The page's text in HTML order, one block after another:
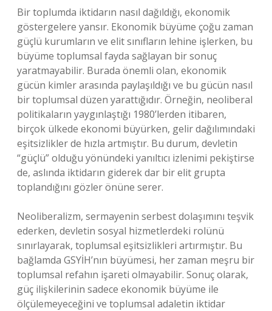
Bir toplumda iktidarın nasıl dağıldığı, ekonomik
göstergelere yansır. Ekonomik büyüme çoğu zaman
güçlü kurumların ve elit sınıfların lehine işlerken, bu
büyüme toplumsal fayda sağlayan bir sonuç
yaratmayabilir. Burada önemli olan, ekonomik
gücün kimler arasında paylaşıldığı ve bu gücün nasıl
bir toplumsal düzen yarattığıdır. Örneğin, neoliberal
politikaların yaygınlaştığı 1980’lerden itibaren,
birçok ülkede ekonomi büyürken, gelir dağılımındaki
eşitsizlikler de hızla artmıştır. Bu durum, devletin
“güçlü” olduğu yönündeki yanıltıcı izlenimi pekiştirse
de, aslında iktidarın giderek dar bir elit grupta
toplandığını gözler önüne serer.
Neoliberalizm, sermayenin serbest dolaşımını teşvik
ederken, devletin sosyal hizmetlerdeki rolünü
sınırlayarak, toplumsal eşitsizlikleri artırmıştır. Bu
bağlamda GSYİH’nın büyümesi, her zaman meşru bir
toplumsal refahın işareti olmayabilir. Sonuç olarak,
güç ilişkilerinin sadece ekonomik büyüme ile
ölçülemeyeceğini ve toplumsal adaletin iktidar